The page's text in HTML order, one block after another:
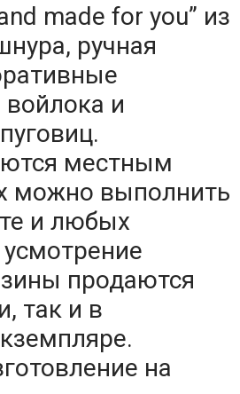
made for you” из
ручная
и
местным
можно выполнить
и любых
продаются
так и в
на